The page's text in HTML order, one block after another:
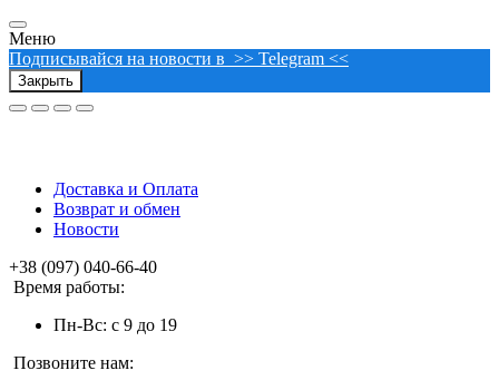
Меню
Подписывайся на новости в >> Telegram <<
Закрыть
Доставка и Оплата
Возврат и обмен
Новости
+38 (097) 040-66-40
Время работы:
Пн-Вс: с 9 до 19
Позвоните нам: